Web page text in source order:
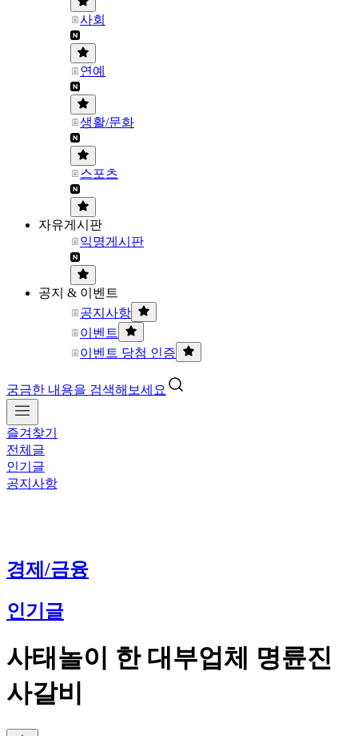
사회
연예
생활/문화
스포츠
자유게시판
익명게시판
공지 & 이벤트
공지사항
이벤트
이벤트 당첨 인증
궁금한 내용을 검색해보세요
즐겨찾기
전체글
인기글
공지사항
경제/금융
인기글
사태놀이 한 대부업체 명륜진
사갈비